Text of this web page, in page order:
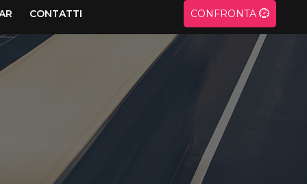
CONTATTI CONFRONTA